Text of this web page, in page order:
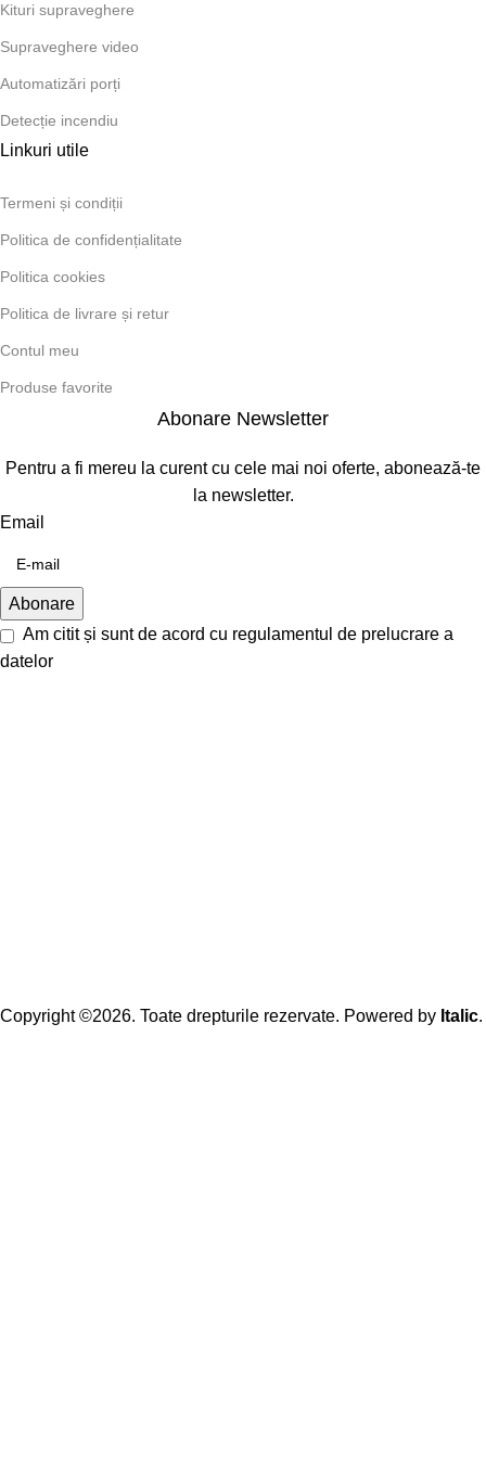
Kituri supraveghere
Supraveghere video
Automatizări porți
Detecție incendiu
Linkuri utile
Termeni și condiții
Politica de confidențialitate
Politica cookies
Politica de livrare și retur
Contul meu
Produse favorite
Abonare Newsletter
Pentru a fi mereu la curent cu cele mai noi oferte, abonează-te
la newsletter.
Email
Am citit și sunt de acord cu regulamentul de prelucrare a
datelor
Copyright ©2026. Toate drepturile rezervate. Powered by Italic.